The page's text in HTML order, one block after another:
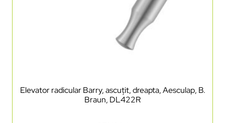
Elevator radicular Barry, ascuțit, dreapta, Aesculap, B.
Braun, DL422R